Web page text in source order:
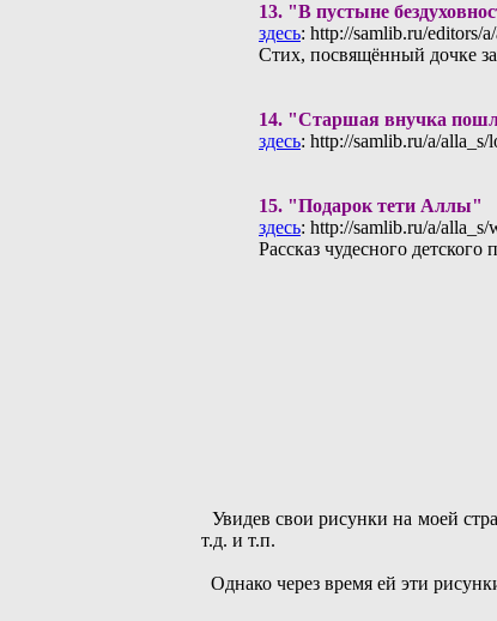
13. "В пустыне
здесь: http://samlib.ru/editors/
Стих, посвящённый дочке
14. "Старшая внучка
здесь: http://samlib.ru/a/alla_s/
15. "Пoдарок тeти Аллы"
здесь: http://samlib.ru/a/
Рассказ чудесного
Увидев свои рисунки на моей
т.д. и т.п.
Однако через время ей эти